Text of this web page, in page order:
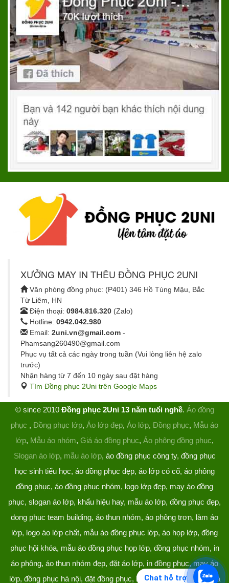
Chat hỗ trợ
XƯỞNG MAY IN THÊU ĐỒNG PHỤC 2UNI
Văn phòng đồng phục: (P401) 346 Hồ Tùng Mậu, Bắc
Từ Liêm, HN
Điện thoại: 0984.816.320 (Zalo)
Hotline: 0942.042.980
Email: 2uni.vn@gmail.com -
Phamsang260490@gmail.com
Phục vụ tất cả các ngày trong tuần (Vui lòng liên hệ zalo
trước)
Nhận hàng từ 7 đến 10 ngày sau đặt hàng
Tìm Đồng phục 2Uni trên Google Maps
© since 2010 Đồng phục 2Uni 13 năm tuổi nghề. Áo đồng
phục , Đồng phục lớp, Áo lớp đẹp, Áo lớp, Đồng phục, Mẫu áo
lớp, Mẫu áo nhóm, Giá áo đồng phục, Áo phông đồng phục,
Slogan áo lớp, mẫu áo lớp, áo đồng phục công ty, đồng phục
học sinh tiểu học, áo đồng phục đẹp, áo lớp có cổ, áo phông
đồng phục, áo đồng phục nhóm, logo lớp đẹp, may áo đồng
phục, slogan áo lớp, khẩu hiệu hay, mẫu áo lớp, đồng phục đẹp,
dong phuc team building, áo thun nhóm, áo phông trơn, làm áo
lớp, logo áo lớp chất, mẫu áo đồng phục lớp, áo họp lớp, đồng
phục hội khóa, mẫu áo đồng phục họp lớp, đồng phục nhóm, in
áo phông, áo thun nhóm đẹp, đặt áo lớp, in đồng phục, may áo
lớp, đồng phục hà nội, đặt đồng phục, làm đồng phục, áo lớp hà